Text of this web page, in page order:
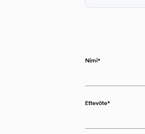
Nimi
Ettevõte